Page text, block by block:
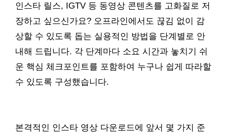
인스타 릴스, IGTV 등 동영상 콘텐츠를 고화질로 저
장하고 싶으신가요? 오프라인에서도 끊김 없이 감
상할 수 있도록 돕는 실용적인 방법을 단계별로 안
내해 드립니다. 각 단계마다 소요 시간과 놓치기 쉬
운 핵심 체크포인트를 포함하여 누구나 쉽게 따라할
수 있도록 구성했습니다.
본격적인 인스타 영상 다운로드에 앞서 몇 가지 준